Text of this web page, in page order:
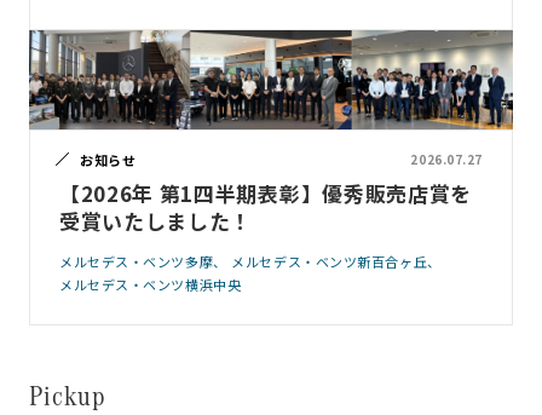
お知らせ 2026.07.27
【2026年 第1四半期表彰】優秀販売店賞を
受賞いたしました！
メルセデス・ベンツ多摩
メルセデス・ベンツ新百合ヶ丘
メルセデス・ベンツ横浜中央
Pickup